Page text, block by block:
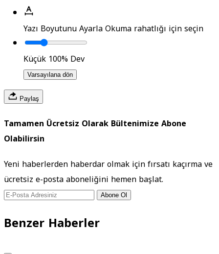
Yazı Boyutunu AyarlaOkuma rahatlığı için seçin
Küçük 100%Dev
Varsayılana dön
Paylaş
Tamamen Ücretsiz Olarak Bültenimize Abone
Olabilirsin
Yeni haberlerden haberdar olmak için fırsatı kaçırma ve
ücretsiz e-posta aboneliğini hemen başlat.
Abone Ol
Benzer Haberler